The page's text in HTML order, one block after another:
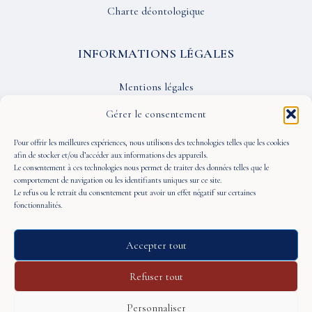
Gérer le consentement
Pour offrir les meilleures expériences, nous utilisons des technologies telles que les cookies
afin de stocker et/ou d’accéder aux informations des appareils.
Le consentement à ces technologies nous permet de traiter des données telles que le
comportement de navigation ou les identifiants uniques sur ce site.
Le refus ou le retrait du consentement peut avoir un effet négatif sur certaines
fonctionnalités.
Accepter tout
Refuser tout
Personnaliser
Charte déontologique
INFORMATIONS LÉGALES
Mentions légales
Confidentialité
CGU
SUIVEZ-NOUS
© 2026 À Portée de Vue — Tous droits réservés